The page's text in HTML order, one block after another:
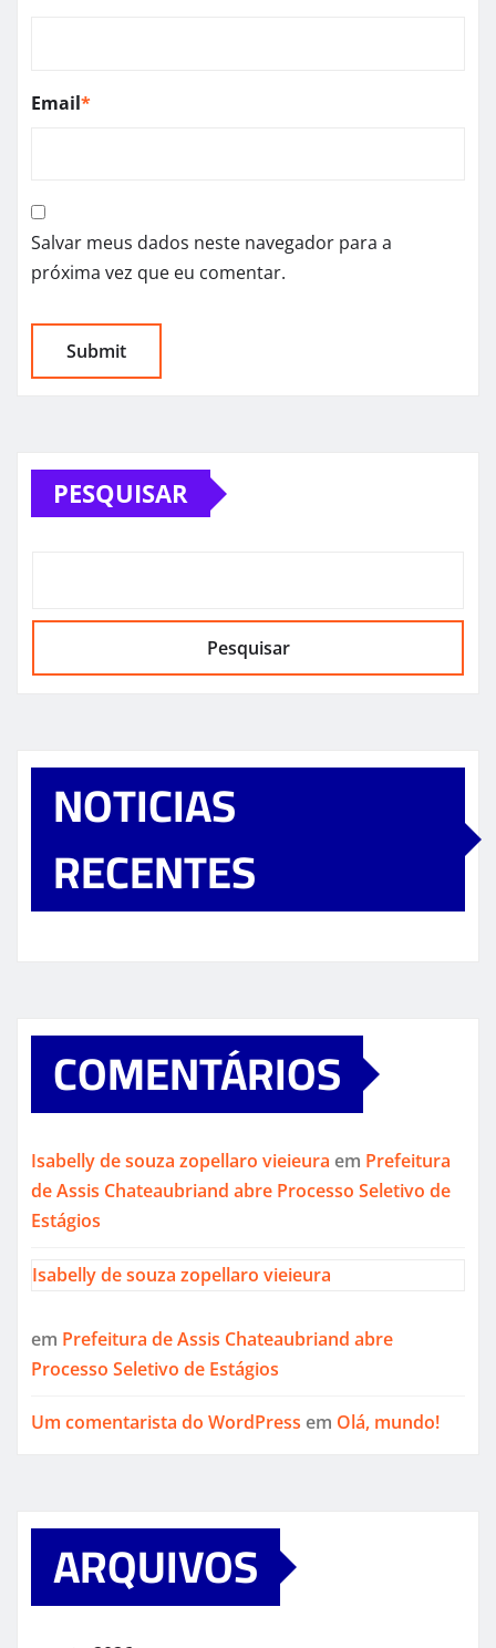
Email*
Salvar meus dados neste navegador para a
próxima vez que eu comentar.
PESQUISAR
Pesquisar
NOTICIAS
RECENTES
COMENTÁRIOS
Isabelly de souza zopellaro vieieura em Prefeitura
de Assis Chateaubriand abre Processo Seletivo de
Estágios
Isabelly de souza zopellaro vieieura
em Prefeitura de Assis Chateaubriand abre
Processo Seletivo de Estágios
Um comentarista do WordPress em Olá, mundo!
ARQUIVOS